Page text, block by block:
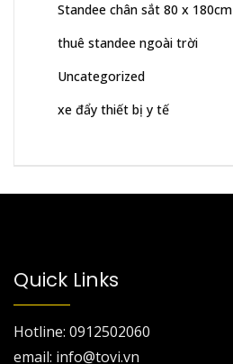
Standee chân sắt 80 x 180cm
thuê standee ngoài trời
Uncategorized
xe đẩy thiết bị y tế
Quick Links
Hotline: 0912502060
email: info@tovi.vn